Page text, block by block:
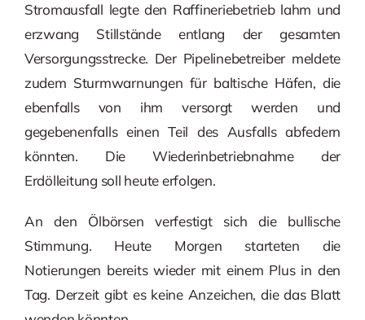
Stromausfall legte den Raffineriebetrieb lahm und
erzwang Stillstände entlang der gesamten
Versorgungsstrecke. Der Pipelinebetreiber meldete
zudem Sturmwarnungen für baltische Häfen, die
ebenfalls von ihm versorgt werden und
gegebenenfalls einen Teil des Ausfalls abfedern
könnten. Die Wiederinbetriebnahme der
Erdölleitung soll heute erfolgen.
An den Ölbörsen verfestigt sich die bullische
Stimmung. Heute Morgen starteten die
Notierungen bereits wieder mit einem Plus in den
Tag. Derzeit gibt es keine Anzeichen, die das Blatt